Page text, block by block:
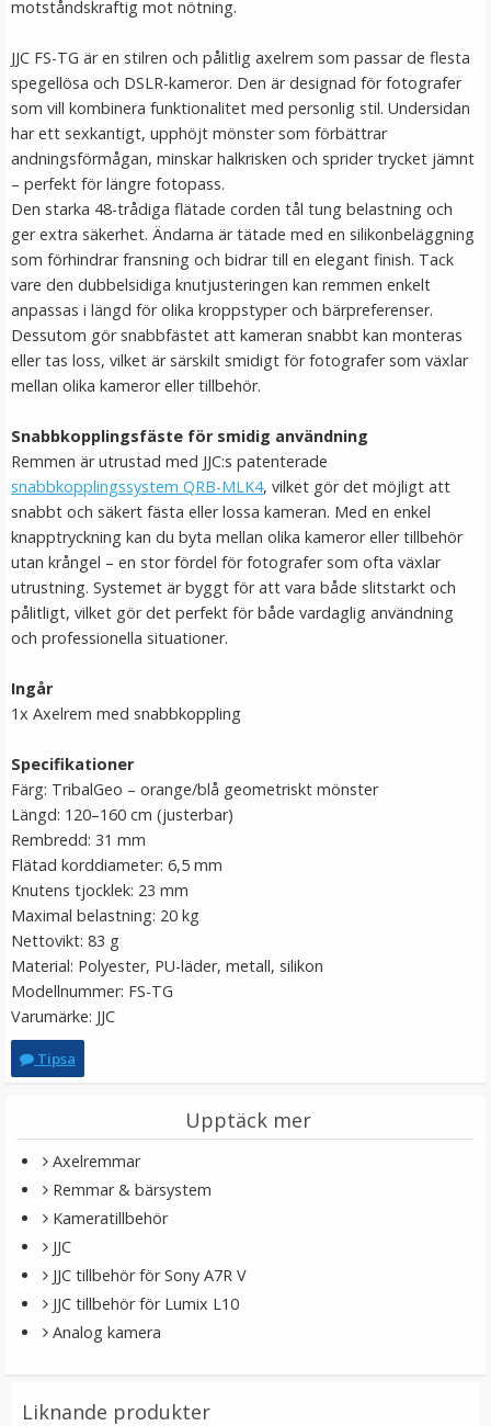
JJC kameraväska svart för Nikon Z & 50mm objektiv –
143 × 120 × 11
149 kr
LÄGG I VARUKORG
Kamerarem - Retromodell Grå
★★
JJC Kamerafodral svart för Fujifilm X100VI och X100-
★★★ ★★
LÄGG I VARUKORG
motståndskraftig mot nötning.
JJC FS-TG är en stilren och pålitlig axelrem som passar de flesta
spegellösa och DSLR-kameror. Den är designad för fotografer
som vill kombinera funktionalitet med personlig stil. Undersidan
har ett sexkantigt, upphöjt mönster som förbättrar
andningsförmågan, minskar halkrisken och sprider trycket jämnt
– perfekt för längre fotopass.
Den starka 48-trådiga flätade corden tål tung belastning och
ger extra säkerhet. Ändarna är tätade med en silikonbeläggning
som förhindrar fransning och bidrar till en elegant finish. Tack
vare den dubbelsidiga knutjusteringen kan remmen enkelt
anpassas i längd för olika kroppstyper och bärpreferenser.
Dessutom gör snabbfästet att kameran snabbt kan monteras
eller tas loss, vilket är särskilt smidigt för fotografer som växlar
mellan olika kameror eller tillbehör.
Snabbkopplingsfäste för smidig användning
Remmen är utrustad med JJC:s patenterade
snabbkopplingssystem QRB-MLK4, vilket gör det möjligt att
snabbt och säkert fästa eller lossa kameran. Med en enkel
knapptryckning kan du byta mellan olika kameror eller tillbehör
utan krångel – en stor fördel för fotografer som ofta växlar
utrustning. Systemet är byggt för att vara både slitstarkt och
pålitligt, vilket gör det perfekt för både vardaglig användning
och professionella situationer.
Ingår
1x Axelrem med snabbkoppling
Specifikationer
Färg: TribalGeo – orange/blå geometriskt mönster
Längd: 120–160 cm (justerbar)
Rembredd: 31 mm
Flätad korddiameter: 6,5 mm
Knutens tjocklek: 23 mm
Maximal belastning: 20 kg
Nettovikt: 83 g
Material: Polyester, PU-läder, metall, silikon
Modellnummer: FS-TG
Varumärke: JJC
Tipsa
Upptäck mer
Axelremmar
Remmar & bärsystem
Kameratillbehör
JJC
JJC tillbehör för Sony A7R V
JJC tillbehör för Lumix L10
Analog kamera
Liknande produkter